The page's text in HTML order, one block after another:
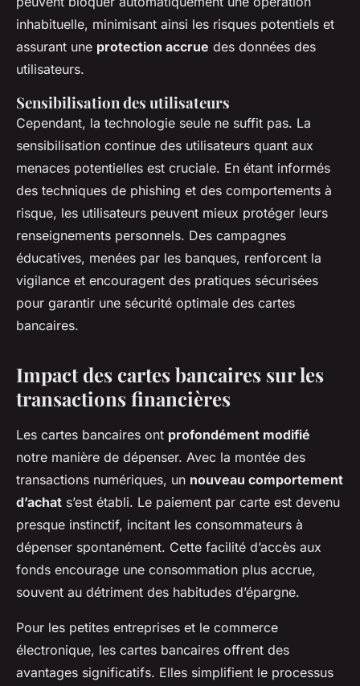
inhabituelle, minimisant ainsi les risques potentiels et
assurant une protection accrue des données des
utilisateurs.
Sensibilisation des utilisateurs
Cependant, la technologie seule ne suffit pas. La
sensibilisation continue des utilisateurs quant aux
menaces potentielles est cruciale. En étant informés
des techniques de phishing et des comportements à
risque, les utilisateurs peuvent mieux protéger leurs
renseignements personnels. Des campagnes
éducatives, menées par les banques, renforcent la
vigilance et encouragent des pratiques sécurisées
pour garantir une sécurité optimale des cartes
bancaires.
Impact des cartes bancaires sur les
transactions financières
Les cartes bancaires ont profondément modifié
notre manière de dépenser. Avec la montée des
transactions numériques, un nouveau comportement
d’achat s’est établi. Le paiement par carte est devenu
presque instinctif, incitant les consommateurs à
dépenser spontanément. Cette facilité d’accès aux
fonds encourage une consommation plus accrue,
souvent au détriment des habitudes d’épargne.
Pour les petites entreprises et le commerce
électronique, les cartes bancaires offrent des
avantages significatifs. Elles simplifient le processus